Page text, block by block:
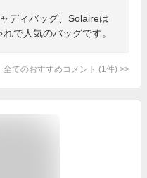
ディバッグ、Solaireは
で人気のバッグです。
全てのおすすめコメント (1 件) >